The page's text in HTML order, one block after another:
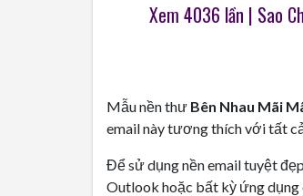
Xem 4036 lần | Sao
Mẫu nền thư Bên Nhau Mãi
email này tương thích với tất
Để sử dụng nền email tuyệt
Outlook hoặc bất kỳ ứng dụng